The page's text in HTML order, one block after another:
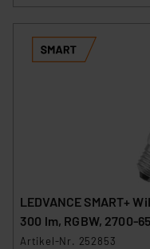
LEDVANCE SMART+
300 lm, RGBW, 2700-
Artikel-Nr. 252853